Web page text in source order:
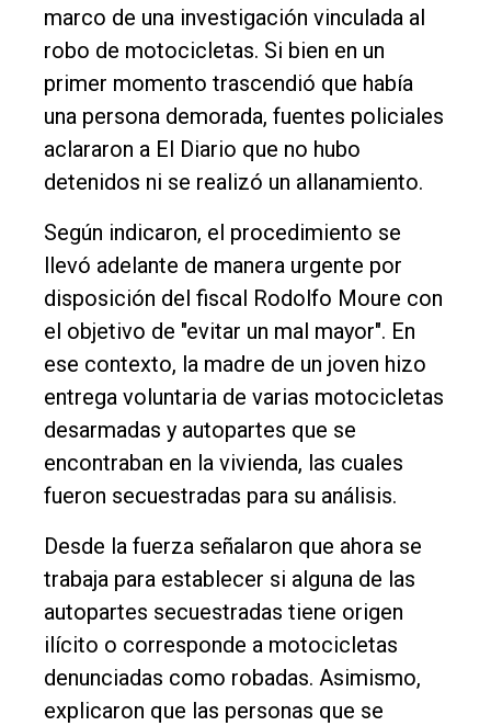
Cultura
Entrevistas
Rural
Deportes
Fúnebres
Edición
Empresa
Nosotros
Contacto
marco de una investigación vinculada al
robo de motocicletas. Si bien en un
primer momento trascendió que había
una persona demorada, fuentes policiales
aclararon a El Diario que no hubo
detenidos ni se realizó un allanamiento.
Según indicaron, el procedimiento se
llevó adelante de manera urgente por
disposición del fiscal Rodolfo Moure con
el objetivo de "evitar un mal mayor". En
ese contexto, la madre de un joven hizo
entrega voluntaria de varias motocicletas
desarmadas y autopartes que se
encontraban en la vivienda, las cuales
fueron secuestradas para su análisis.
Desde la fuerza señalaron que ahora se
trabaja para establecer si alguna de las
autopartes secuestradas tiene origen
ilícito o corresponde a motocicletas
denunciadas como robadas. Asimismo,
explicaron que las personas que se